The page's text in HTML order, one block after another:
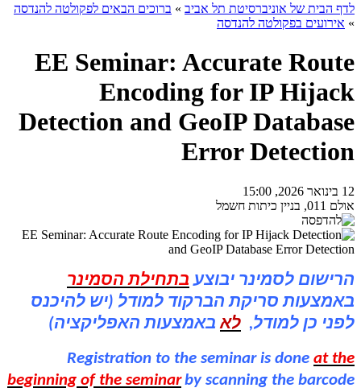
לדף הבית של אוניברסיטת תל אביב » ברוכים הבאים לפקולטה להנדסה
» אירועים בפקולטה להנדסה
EE Seminar: Accurate Route
Encoding for IP Hijack
Detection and GeoIP Database
Error Detection
12 בינואר 2026, 15:00
אולם 011, בניין כיתות חשמל
הרישום לסמינר יבוצע בתחילת הסמינר
באמצעות סריקת הברקוד למודל (יש להיכנס
לפני כן למודל, לא באמצעות האפליקציה)
Registration to the seminar is done at the
beginning of the seminarby scanning the barcode